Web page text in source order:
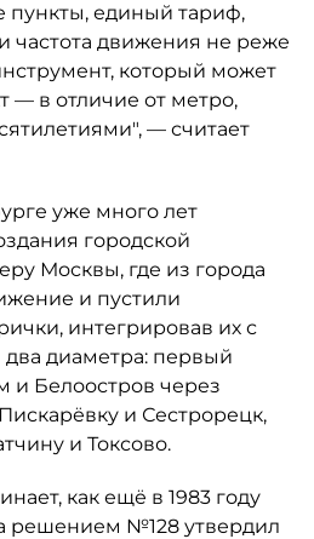
пункты, единый тариф,
частота движения не реже
который может
— в отличие от метро,
— считает
уже много лет
городской
Москвы, где из города
и пустили
интегрировав их с
диаметра: первый
и Белоостров через
и Сестрорецк,
и Токсово.
как ещё в 1983 году
решением №128 утвердил